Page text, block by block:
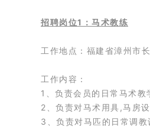
招聘岗位1：马术教练
工作地点：福建省漳州市
工作内容：
1、负责会员的日常马术教
2、负责对马术用具,马房
3、负责对马匹的日常调教